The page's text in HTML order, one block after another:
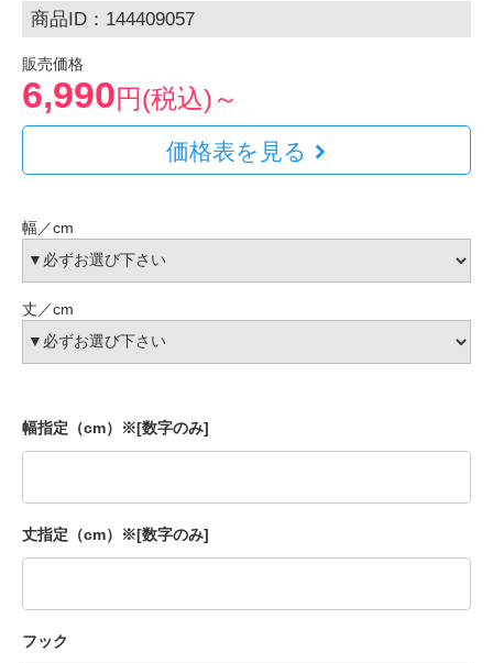
商品ID：144409057
販売価格
6,990円(税込)～
価格表を見る
幅／cm
丈／cm
幅指定（cm）※[数字のみ]
丈指定（cm）※[数字のみ]
フック